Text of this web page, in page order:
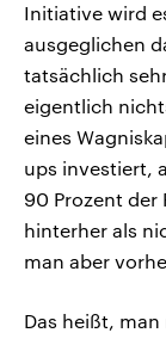
Initiative wird
ausgeglichen
tatsächlich
eigentlich
eines
ups investiert,
90 Prozent der
hinterher als
man aber
Das heißt,